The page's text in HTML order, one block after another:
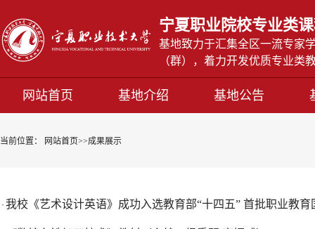
宁夏职业院校专业类
基地致力于汇集全区一流专家
（群），着力开发优质专业
网站首页 基地介绍 基地公告
当前位置： 网站首页>>成果展示
· 我校《艺术设计英语》成功入选教育部“十四五” 首批职业教育